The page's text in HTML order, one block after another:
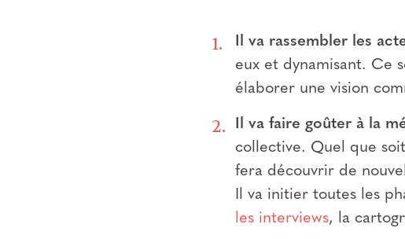
Il va rassembler les
eux et dynamisant. Ce
élaborer une vision
Il va faire goûter à la
collective. Quel que
fera découvrir de
Il va initier toutes les
les interviews, la